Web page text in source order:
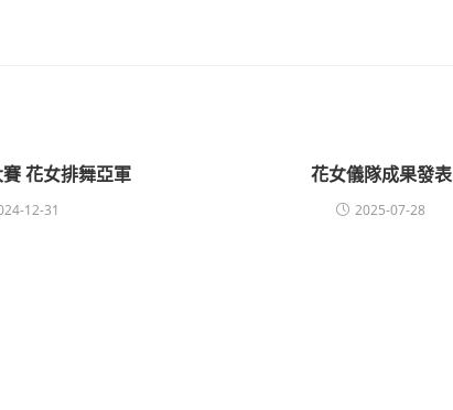
花女排舞亞軍
12-31
花女儀隊成果發表
2025-07-28